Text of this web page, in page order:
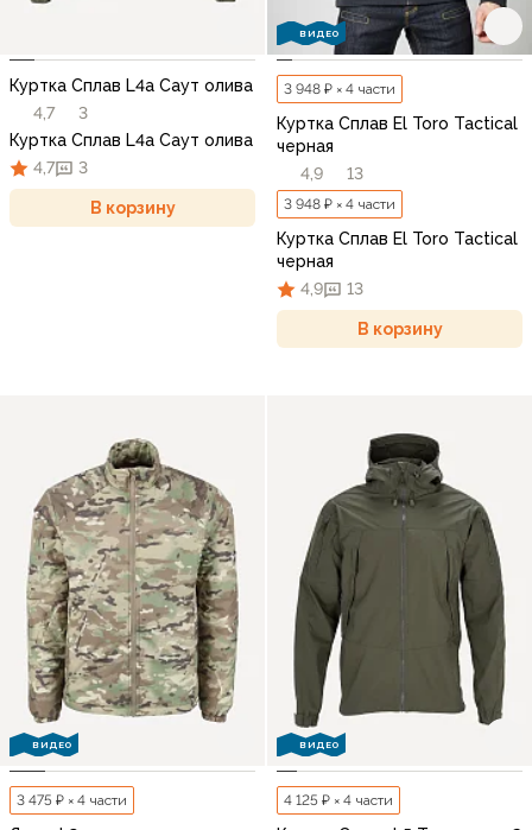
Куртка Сплав L4a Саут олива
4,7
3
Куртка Сплав L4a Саут олива
4,7
3
В корзину
ВИДЕО
3 948 ₽ × 4 части
Куртка Сплав El Toro Tactical
черная
4,9
13
3 948 ₽ × 4 части
Куртка Сплав El Toro Tactical
черная
4,9
13
В корзину
ВИДЕО
3 475 ₽ × 4 части
ВИДЕО
4 125 ₽ × 4 части